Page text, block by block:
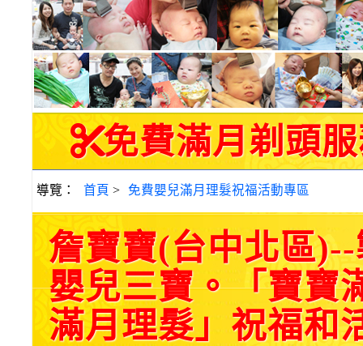
免費滿月剃頭服
導覽： 首頁 > 免費嬰兒滿月理髮祝福活動專區
詹寶寶(台中北區
嬰兒三寶。「寶寶
滿月理髮」祝福和